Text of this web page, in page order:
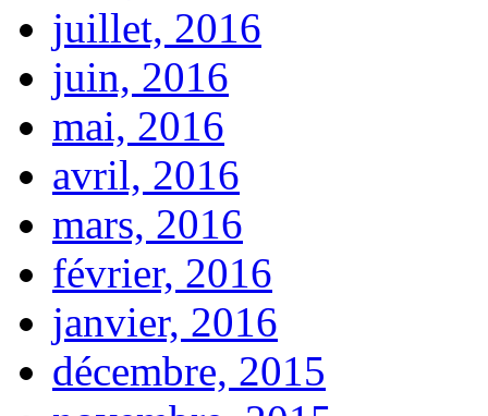
juillet, 2016
juin, 2016
mai, 2016
avril, 2016
mars, 2016
février, 2016
janvier, 2016
décembre, 2015